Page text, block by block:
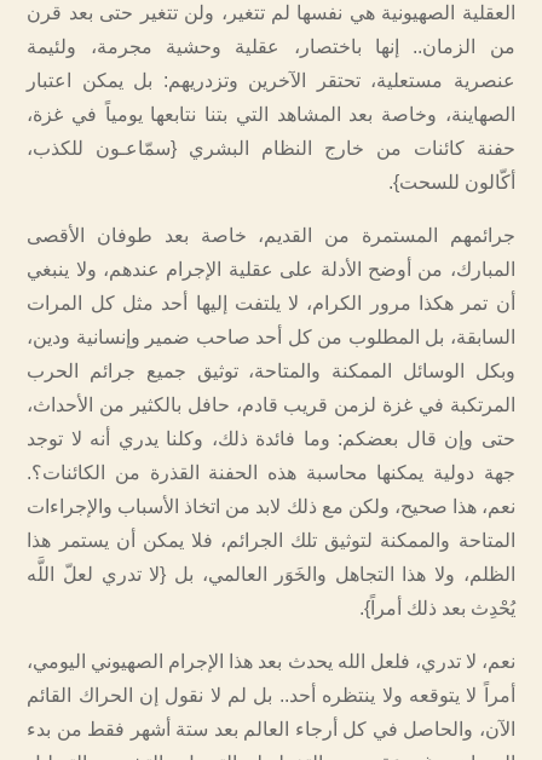
العقلية الصهيونية هي نفسها لم تتغير، ولن تتغير حتى بعد قرن
من الزمان.. إنها باختصار، عقلية وحشية مجرمة، ولئيمة
عنصرية مستعلية، تحتقر الآخرين وتزدريهم: بل يمكن اعتبار
الصهاينة، وخاصة بعد المشاهد التي بتنا نتابعها يومياً في غزة،
حفنة كائنات من خارج النظام البشري {سمّاعـون للكذب،
أكّالون للسحت}.
جرائمهم المستمرة من القديم، خاصة بعد طوفان الأقصى
المبارك، من أوضح الأدلة على عقلية الإجرام عندهم، ولا ينبغي
أن تمر هكذا مرور الكرام، لا يلتفت إليها أحد مثل كل المرات
السابقة، بل المطلوب من كل أحد صاحب ضمير وإنسانية ودين،
وبكل الوسائل الممكنة والمتاحة، توثيق جميع جرائم الحرب
المرتكبة في غزة لزمن قريب قادم، حافل بالكثير من الأحداث،
حتى وإن قال بعضكم: وما فائدة ذلك، وكلنا يدري أنه لا توجد
جهة دولية يمكنها محاسبة هذه الحفنة القذرة من الكائنات؟.
نعم، هذا صحيح، ولكن مع ذلك لابد من اتخاذ الأسباب والإجراءات
المتاحة والممكنة لتوثيق تلك الجرائم، فلا يمكن أن يستمر هذا
الظلم، ولا هذا التجاهل والخَوَر العالمي، بل {لا تدري لعلّ اللَّه
يُحْدِث بعد ذلك أمراً}.
نعم، لا تدري، فلعل الله يحدث بعد هذا الإجرام الصهيوني اليومي،
أمراً لا يتوقعه ولا ينتظره أحد.. بل لم لا نقول إن الحراك القائم
الآن، والحاصل في كل أرجاء العالم بعد ستة أشهر فقط من بدء